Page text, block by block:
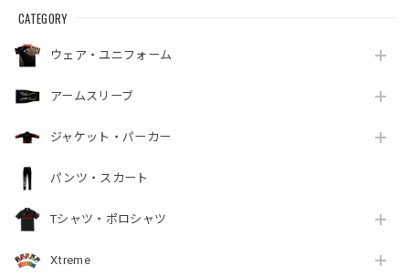
CATEGORY
ウェア・ユニフォーム
アームスリーブ
ジャケット・パーカー
パンツ・スカート
Tシャツ・ポロシャツ
Xtreme